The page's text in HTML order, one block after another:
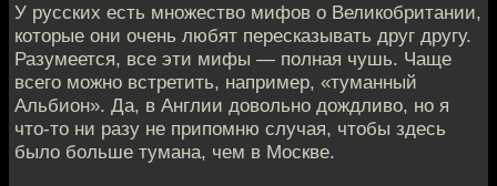
У русских есть множество мифов о Великобритании,
которые они очень любят пересказывать друг другу.
Разумеется, все эти мифы — полная чушь. Чаще
всего можно встретить, например, «туманный
Альбион». Да, в Англии довольно дождливо, но я
что-то ни разу не припомню случая, чтобы здесь
было больше тумана, чем в Москве.